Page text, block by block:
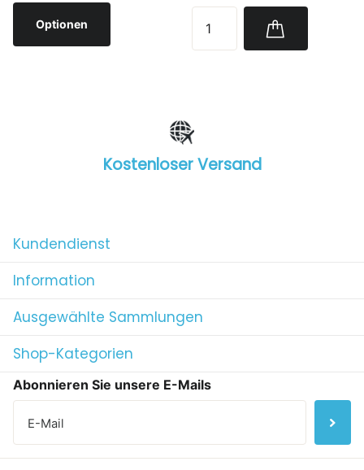
Optionen
Kostenloser Versand
Kundendienst
Information
Ausgewählte Sammlungen
Shop-Kategorien
Abonnieren Sie unsere E-Mails